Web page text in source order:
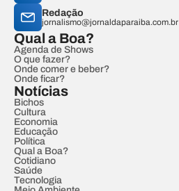
Redação
jornalismo@jornaldaparaiba.com.br
Qual a Boa?
Agenda de Shows
O que fazer?
Onde comer e beber?
Onde ficar?
Notícias
Bichos
Cultura
Economia
Educação
Política
Qual a Boa?
Cotidiano
Saúde
Tecnologia